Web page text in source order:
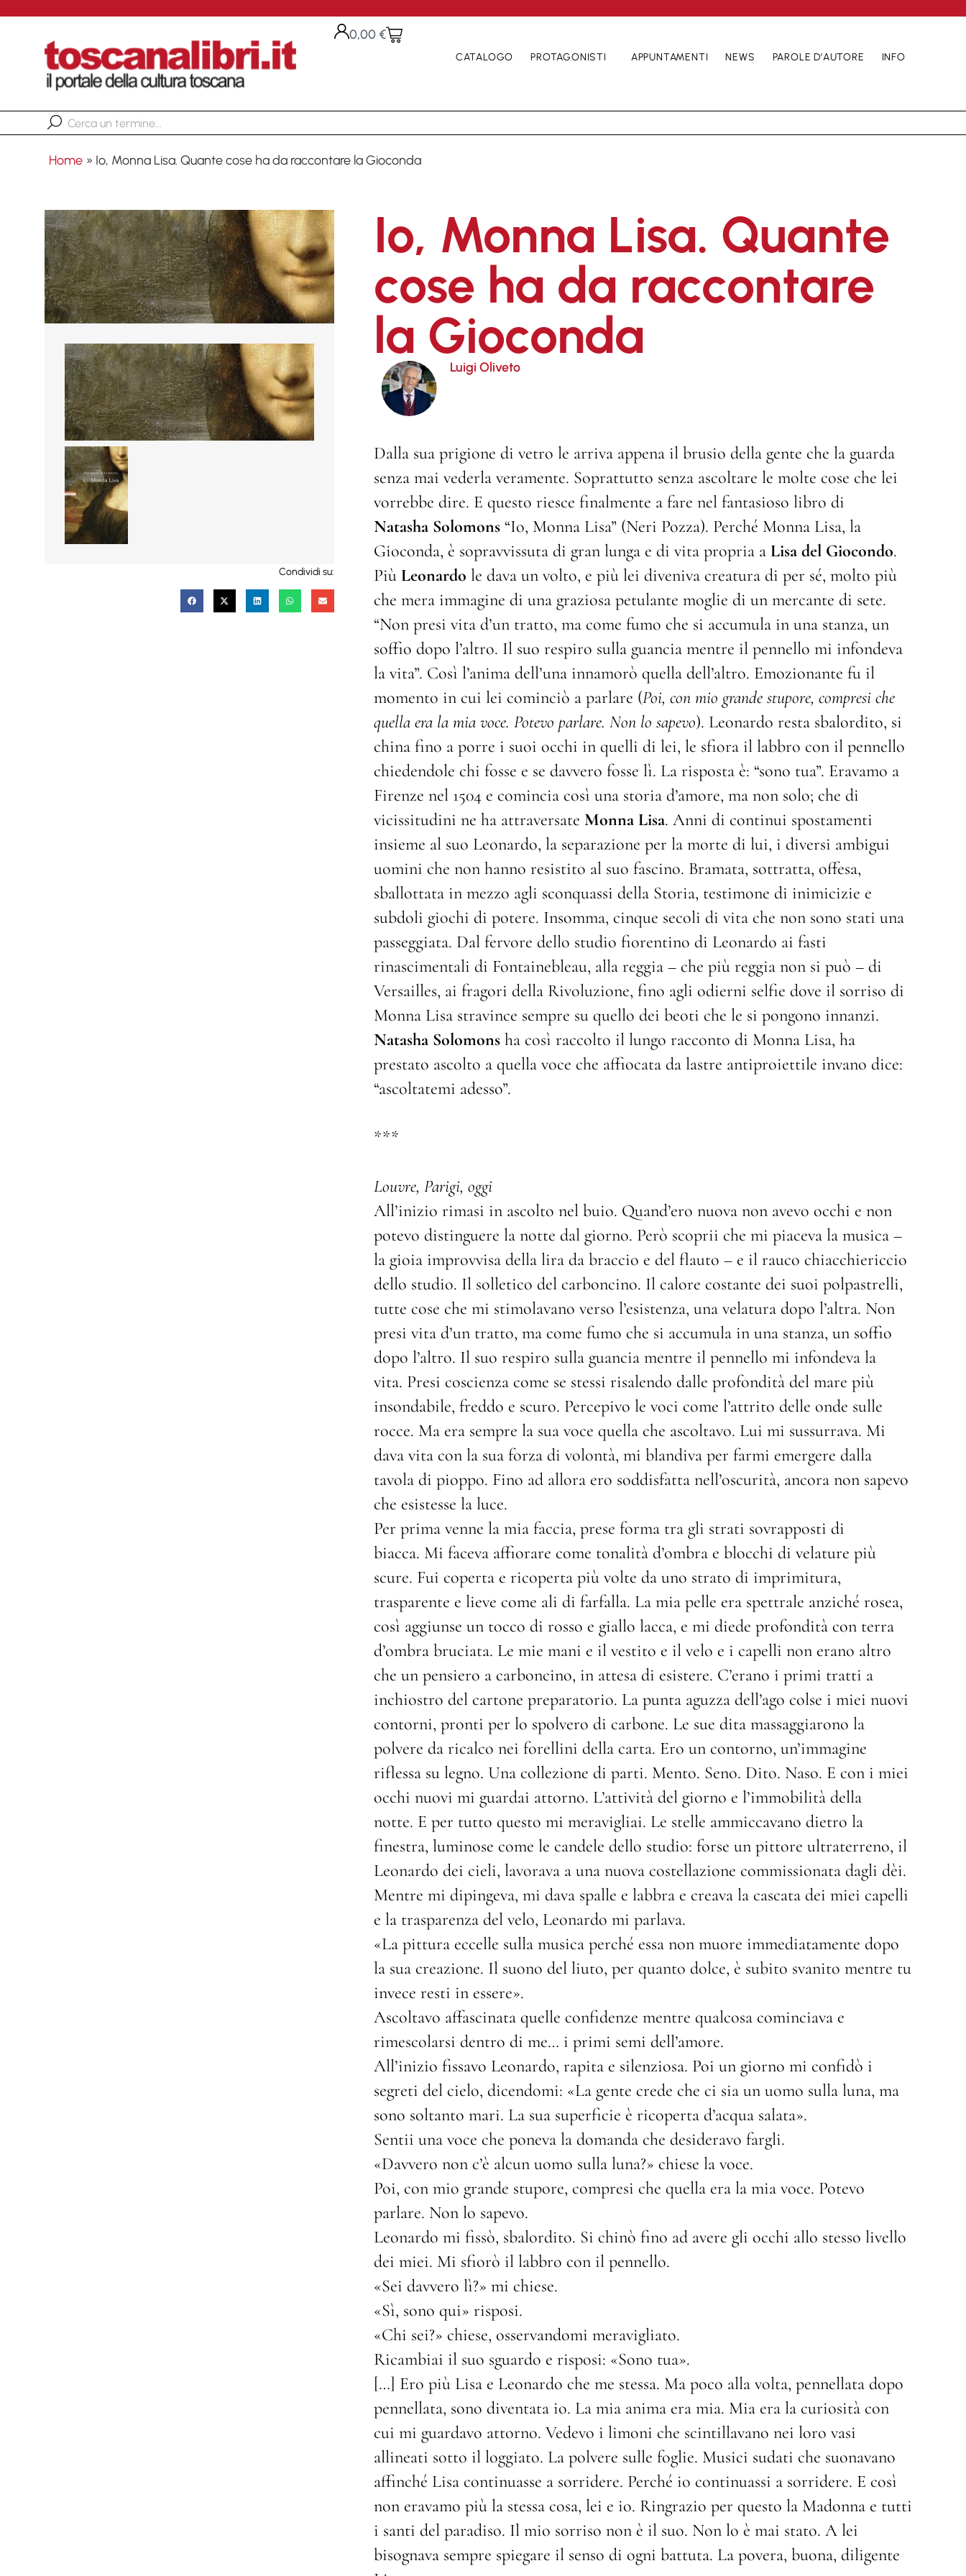
0,00€
CATALOGO PROTAGONISTI APPUNTAMENTI NEWS PAROLE D’AUTORE INFO
Home » Io, Monna Lisa. Quante cose ha da raccontare la Gioconda
Condividi su:
Io, Monna Lisa. Quante
cose ha da raccontare
la Gioconda
Luigi Oliveto
Dalla sua prigione di vetro le arriva appena il brusio della gente che la guarda
senza mai vederla veramente. Soprattutto senza ascoltare le molte cose che lei
vorrebbe dire. E questo riesce finalmente a fare nel fantasioso libro di
Natasha Solomons“Io, Monna Lisa” (Neri Pozza). Perché Monna Lisa, la
Gioconda, è sopravvissuta di gran lunga e di vita propria a Lisa del Giocondo.
Più Leonardo le dava un volto, e più lei diveniva creatura di per sé, molto più
che mera immagine di una graziosa petulante moglie di un mercante di sete.
“Non presi vita d’un tratto, ma come fumo che si accumula in una stanza, un
soffio dopo l’altro. Il suo respiro sulla guancia mentre il pennello mi infondeva
la vita”. Così l’anima dell’una innamorò quella dell’altro. Emozionante fu il
momento in cui lei cominciò a parlare (Poi, con mio grande stupore, compresi che
quella era la mia voce. Potevo parlare. Non lo sapevo). Leonardo resta sbalordito, si
china fino a porre i suoi occhi in quelli di lei, le sfiora il labbro con il pennello
chiedendole chi fosse e se davvero fosse lì. La risposta è: “sono tua”. Eravamo a
Firenze nel 1504 e comincia così una storia d’amore, ma non solo; che di
vicissitudini ne ha attraversate Monna Lisa. Anni di continui spostamenti
insieme al suo Leonardo, la separazione per la morte di lui, i diversi ambigui
uomini che non hanno resistito al suo fascino. Bramata, sottratta, offesa,
sballottata in mezzo agli sconquassi della Storia, testimone di inimicizie e
subdoli giochi di potere. Insomma, cinque secoli di vita che non sono stati una
passeggiata. Dal fervore dello studio fiorentino di Leonardo ai fasti
rinascimentali di Fontainebleau, alla reggia – che più reggia non si può – di
Versailles, ai fragori della Rivoluzione, fino agli odierni selfie dove il sorriso di
Monna Lisa stravince sempre su quello dei beoti che le si pongono innanzi.
Natasha Solomonsha così raccolto il lungo racconto di Monna Lisa, ha
prestato ascolto a quella voce che affiocata da lastre antiproiettile invano dice:
“ascoltatemi adesso”.
***
Louvre, Parigi, oggi
All’inizio rimasi in ascolto nel buio. Quand’ero nuova non avevo occhi e non
potevo distinguere la notte dal giorno. Però scoprii che mi piaceva la musica –
la gioia improvvisa della lira da braccio e del flauto – e il rauco chiacchiericcio
dello studio. Il solletico del carboncino. Il calore costante dei suoi polpastrelli,
tutte cose che mi stimolavano verso l’esistenza, una velatura dopo l’altra. Non
presi vita d’un tratto, ma come fumo che si accumula in una stanza, un soffio
dopo l’altro. Il suo respiro sulla guancia mentre il pennello mi infondeva la
vita. Presi coscienza come se stessi risalendo dalle profondità del mare più
insondabile, freddo e scuro. Percepivo le voci come l’attrito delle onde sulle
rocce. Ma era sempre la sua voce quella che ascoltavo. Lui mi sussurrava. Mi
dava vita con la sua forza di volontà, mi blandiva per farmi emergere dalla
tavola di pioppo. Fino ad allora ero soddisfatta nell’oscurità, ancora non sapevo
che esistesse la luce.
Per prima venne la mia faccia, prese forma tra gli strati sovrapposti di
biacca. Mi faceva affiorare come tonalità d’ombra e blocchi di velature più
scure. Fui coperta e ricoperta più volte da uno strato di imprimitura,
trasparente e lieve come ali di farfalla. La mia pelle era spettrale anziché rosea,
così aggiunse un tocco di rosso e giallo lacca, e mi diede profondità con terra
d’ombra bruciata. Le mie mani e il vestito e il velo e i capelli non erano altro
che un pensiero a carboncino, in attesa di esistere. C’erano i primi tratti a
inchiostro del cartone preparatorio. La punta aguzza dell’ago colse i miei nuovi
contorni, pronti per lo spolvero di carbone. Le sue dita massaggiarono la
polvere da ricalco nei forellini della carta. Ero un contorno, un’immagine
riflessa su legno. Una collezione di parti. Mento. Seno. Dito. Naso. E con i miei
occhi nuovi mi guardai attorno. L’attività del giorno e l’immobilità della
notte. E per tutto questo mi meravigliai. Le stelle ammiccavano dietro la
finestra, luminose come le candele dello studio: forse un pittore ultraterreno, il
Leonardo dei cieli, lavorava a una nuova costellazione commissionata dagli dèi.
Mentre mi dipingeva, mi dava spalle e labbra e creava la cascata dei miei capelli
e la trasparenza del velo, Leonardo mi parlava.
«La pittura eccelle sulla musica perché essa non muore immediatamente dopo
la sua creazione. Il suono del liuto, per quanto dolce, è subito svanito mentre tu
invece resti in essere».
Ascoltavo affascinata quelle confidenze mentre qualcosa cominciava e
rimescolarsi dentro di me… i primi semi dell’amore.
All’inizio fissavo Leonardo, rapita e silenziosa. Poi un giorno mi confidò i
segreti del cielo, dicendomi: «La gente crede che ci sia un uomo sulla luna, ma
sono soltanto mari. La sua superficie è ricoperta d’acqua salata».
Sentii una voce che poneva la domanda che desideravo fargli.
«Davvero non c’è alcun uomo sulla luna?» chiese la voce.
Poi, con mio grande stupore, compresi che quella era la mia voce. Potevo
parlare. Non lo sapevo.
Leonardo mi fissò, sbalordito. Si chinò fino ad avere gli occhi allo stesso livello
dei miei. Mi sfiorò il labbro con il pennello.
«Sei davvero lì?» mi chiese.
«Sì, sono qui» risposi.
«Chi sei?» chiese, osservandomi meravigliato.
Ricambiai il suo sguardo e risposi: «Sono tua».
[…] Ero più Lisa e Leonardo che me stessa. Ma poco alla volta, pennellata dopo
pennellata, sono diventata io. La mia anima era mia. Mia era la curiosità con
cui mi guardavo attorno. Vedevo i limoni che scintillavano nei loro vasi
allineati sotto il loggiato. La polvere sulle foglie. Musici sudati che suonavano
affinché Lisa continuasse a sorridere. Perché io continuassi a sorridere. E così
non eravamo più la stessa cosa, lei e io. Ringrazio per questo la Madonna e tutti
i santi del paradiso. Il mio sorriso non è il suo. Non lo è mai stato. A lei
bisognava sempre spiegare il senso di ogni battuta. La povera, buona, diligente